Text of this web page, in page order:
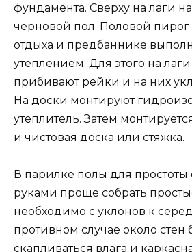
фундамента. Сверху на лаги
черновой пол. Половой пирог
отдыха и предбаннике
утеплением. Для этого на
прибивают рейки и на них
На доски монтируют
утеплитель. Затем
и чистовая доска или стяжка.
В парилке полы для
руками проще собрать
необходимо с уклонов к
противном случае около стен
скапливаться влага и